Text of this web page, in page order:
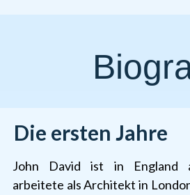
Die ersten Jahre
John David ist in England
arbeitete als Architekt in